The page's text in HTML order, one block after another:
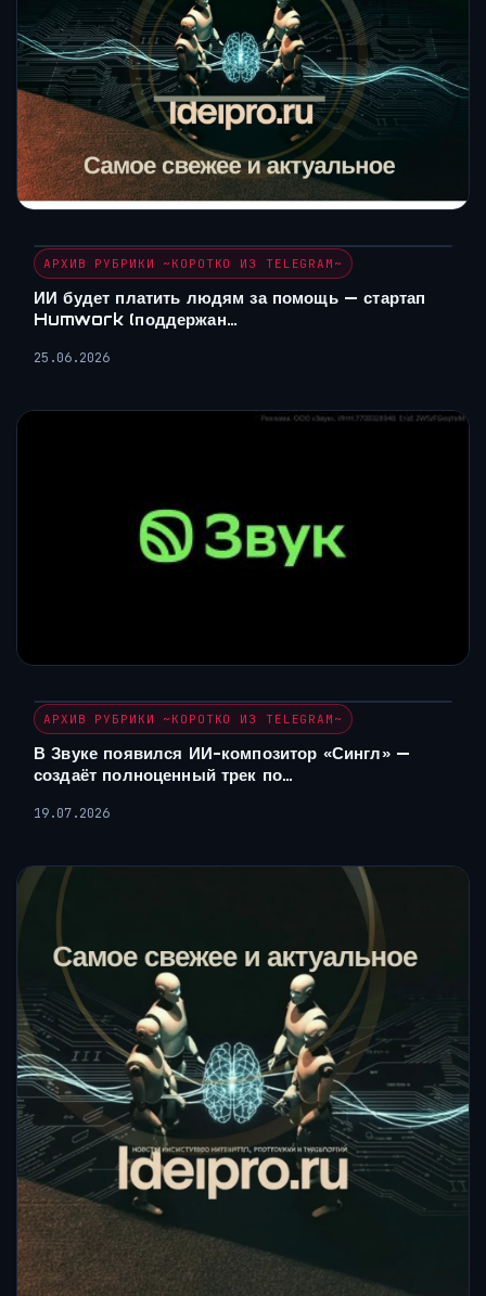
АРХИВ РУБРИКИ ~КОРОТКО ИЗ TELEGRAM~
ИИ будет платить людям за помощь — стартап
Humwork (поддержан…
25.06.2026
АРХИВ РУБРИКИ ~КОРОТКО ИЗ TELEGRAM~
В Звуке появился ИИ-композитор «Сингл» —
создаёт полноценный трек по…
19.07.2026